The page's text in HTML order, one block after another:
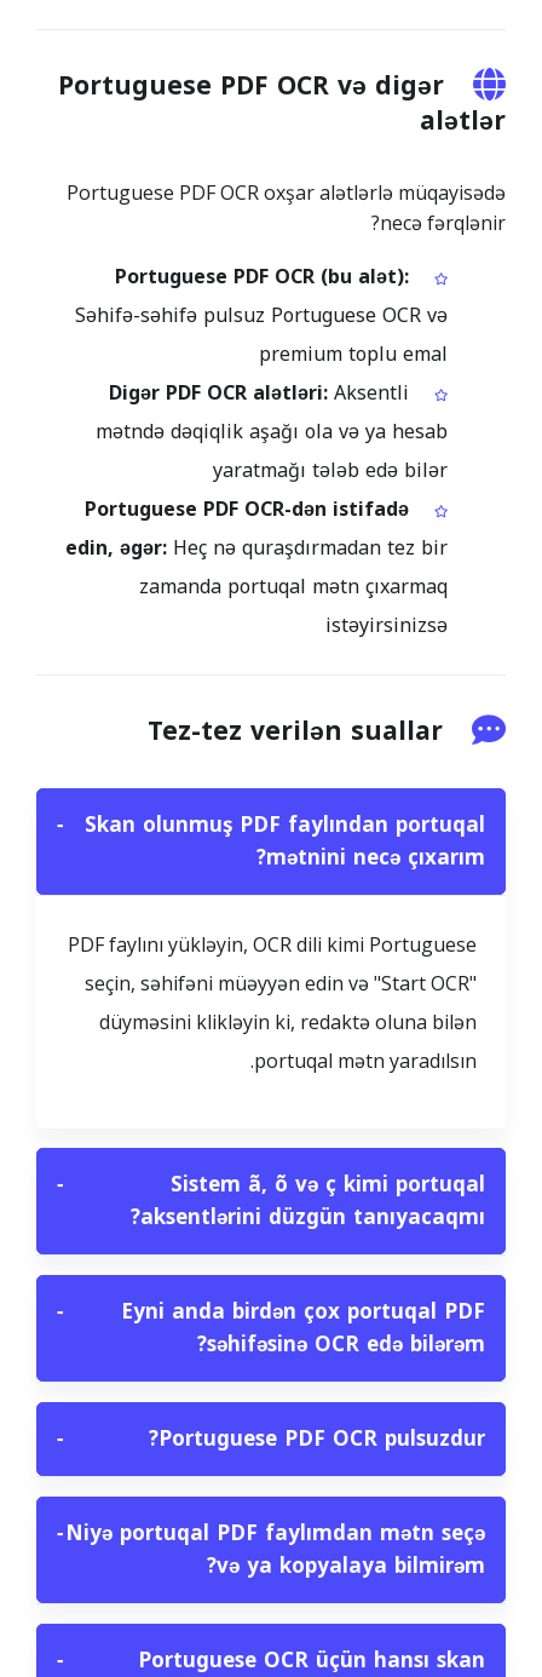
Portuguese PDF OCR və digər
alətlər
Portuguese PDF OCR oxşar alətlərlə müqayisədə
necə fərqlənir?
Portuguese PDF OCR (bu alət):
Səhifə-səhifə pulsuz Portuguese OCR və
premium toplu emal
Digər PDF OCR alətləri:Aksentli
mətndə dəqiqlik aşağı ola və ya hesab
yaratmağı tələb edə bilər
Portuguese PDF OCR-dən istifadə
edin, əgər:Heç nə quraşdırmadan tez bir
zamanda portuqal mətn çıxarmaq
istəyirsinizsə
Tez-tez verilən suallar
Skan olunmuş PDF faylından portuqal
mətnini necə çıxarım?
−
PDF faylını yükləyin, OCR dili kimi Portuguese
seçin, səhifəni müəyyən edin və "Start OCR"
düyməsini klikləyin ki, redaktə oluna bilən
portuqal mətn yaradılsın.
Sistem ã, õ və ç kimi portuqal
aksentlərini düzgün tanıyacaqmı?
−
Eyni anda birdən çox portuqal PDF
səhifəsinə OCR edə bilərəm?
−
Portuguese PDF OCR pulsuzdur?
−
Niyə portuqal PDF faylımdan mətn seçə
və ya kopyalaya bilmirəm?
−
Portuguese OCR üçün hansı skan
−